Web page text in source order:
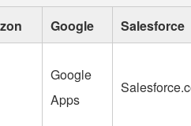
Google
Salesforce
Google
Apps